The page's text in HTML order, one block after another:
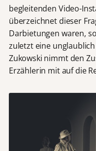
begleitenden Video-
überzeichnet dieser
Darbietungen waren,
zuletzt eine
Zukowski nimmt den
Erzählerin mit auf die